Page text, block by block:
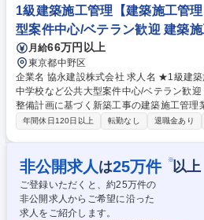
理】公共案件中心/一級資格優遇/大規模プ
1級建築施工管理【建築施工管
型案件中心/ベテラン歓迎 建築
月給66万円以上
東京都中野区
企業名 協永建設株式会社 求人名 ★1級建築施工管理【建築施工管理】小
中学校など公共大型案件中心/ベテラン歓迎 仕事の内容 中野区の公共施設
整備計画に基づく新築工事の建築施工管理
小中学校、図書館、保健所などの大型案件
業務 ■小中学校などの現場監督業務 ■図書
管理 ■数億～数十億規模のプロジェクトの
安全管理業務 ■現場における工程・品質・安全管理 など
築施工管理【建築施工管理】小中学校など
年間休日120日以上 転勤なし 退職金あり
非公開求人 は25万件 ※以上
ご登録いただくと、約25万件の
非公開求人からご希望に沿った
求人をご紹介します。